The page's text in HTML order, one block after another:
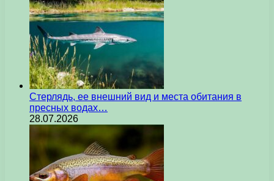
Стерлядь, ее внешний вид и места обитания в
пресных водах…
28.07.2026